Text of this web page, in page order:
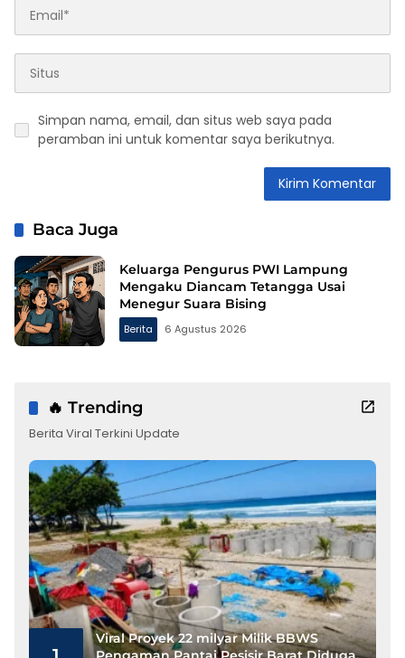
Simpan nama, email, dan situs web saya pada
peramban ini untuk komentar saya berikutnya.
Baca Juga
Keluarga Pengurus PWI Lampung
Mengaku Diancam Tetangga Usai
Menegur Suara Bising
Berita 6 Agustus 2026
🔥 Trending
Berita Viral Terkini Update
Viral Proyek 22 milyar Milik BBWS